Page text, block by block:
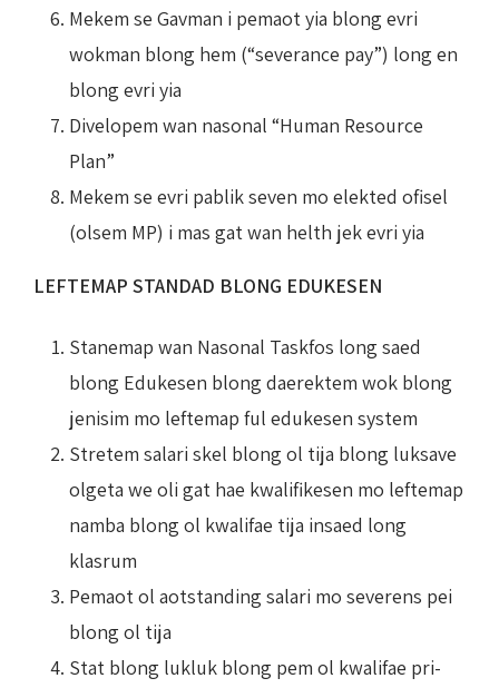
Mekem se Gavman i pemaot yia blong evri
wokman blong hem (“severance pay”) long en
blong evri yia
Divelopem wan nasonal “Human Resource
Plan”
Mekem se evri pablik seven mo elekted ofisel
(olsem MP) i mas gat wan helth jek evri yia
LEFTEMAP STANDAD BLONG EDUKESEN
Stanemap wan Nasonal Taskfos long saed
blong Edukesen blong daerektem wok blong
jenisim mo leftemap ful edukesen system
Stretem salari skel blong ol tija blong luksave
olgeta we oli gat hae kwalifikesen mo leftemap
namba blong ol kwalifae tija insaed long
klasrum
Pemaot ol aotstanding salari mo severens pei
blong ol tija
Stat blong lukluk blong pem ol kwalifae pri-